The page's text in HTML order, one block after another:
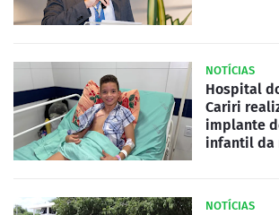
NOTÍCIAS
Hospital
Cariri
implante
infantil da
NOTÍCIAS